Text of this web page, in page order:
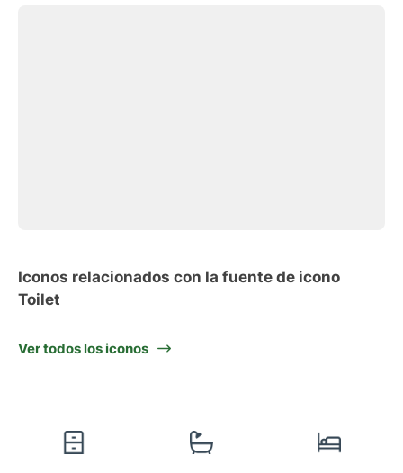
Iconos relacionados con la fuente de icono
Toilet
Ver todos los iconos